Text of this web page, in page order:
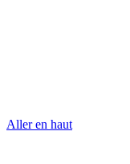
Aller en haut